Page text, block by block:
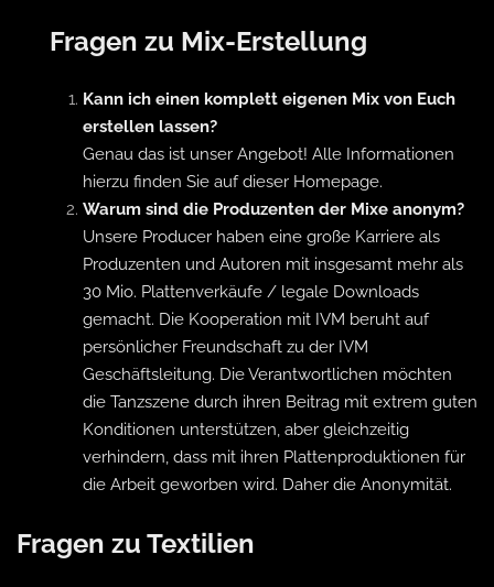
Fragen zu Mix-Erstellung
Kann ich einen komplett eigenen Mix von Euch
erstellen lassen?
Genau das ist unser Angebot! Alle Informationen
hierzu finden Sie auf dieser Homepage.
Warum sind die Produzenten der Mixe anonym?
Unsere Producer haben eine große Karriere als
Produzenten und Autoren mit insgesamt mehr als
30 Mio. Plattenverkäufe / legale Downloads
gemacht. Die Kooperation mit IVM beruht auf
persönlicher Freundschaft zu der IVM
Geschäftsleitung. Die Verantwortlichen möchten
die Tanzszene durch ihren Beitrag mit extrem guten
Konditionen unterstützen, aber gleichzeitig
verhindern, dass mit ihren Plattenproduktionen für
die Arbeit geworben wird. Daher die Anonymität.
Fragen zu Textilien